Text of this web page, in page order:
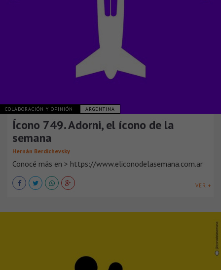
COLABORACIÓN Y OPINIÓN ARGENTINA
Ícono 749. Adorni, el ícono de la
semana
Hernán Berdichevsky
Conocé más en > https://www.eliconodelasemana.com.ar
VER +